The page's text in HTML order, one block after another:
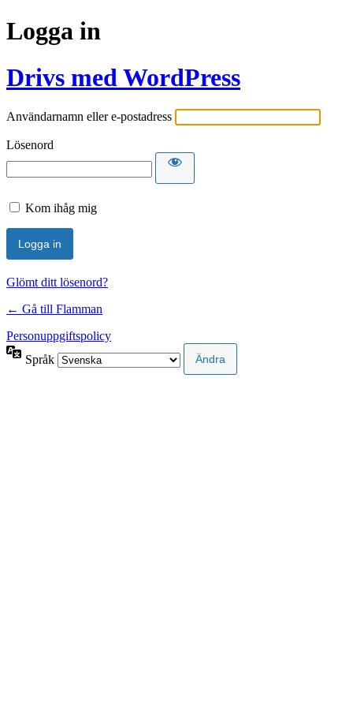
Logga in
Drivs med WordPress
Användarnamn eller e-postadress
Lösenord
Kom ihåg mig
Glömt ditt lösenord?
← Gå till Flamman
Personuppgiftspolicy
Språk